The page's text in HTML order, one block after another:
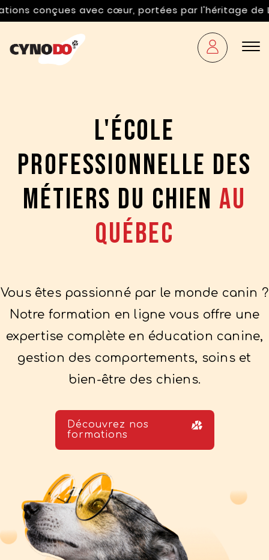
cœur, portées par l'héritage de Luc Campbell. «
L'école
professionnelle des
métiers du chienau
Québec
Vous êtes passionné par le monde canin ?
Notre formation en ligne vous offre une
expertise complète en éducation canine,
gestion des comportements, soins et
bien-être des chiens.
Découvrez nos
formations